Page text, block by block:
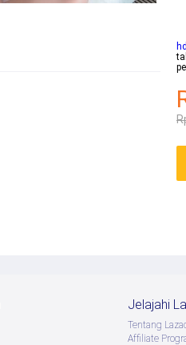
Jelajahi
Tentang
Afﬁliate